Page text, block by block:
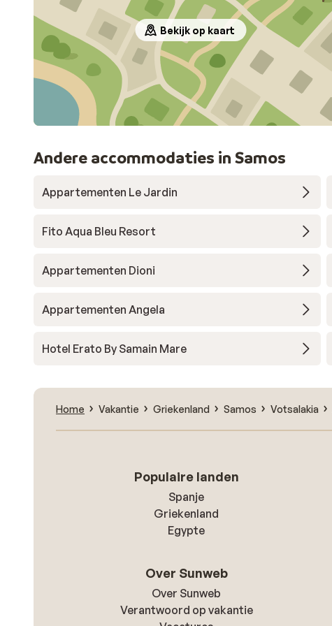
Bekijk op kaart
Andere accommodaties in Samos
Appartementen Le Jardin
Fito Aqua Bleu Resort
Appartementen Dioni
Appartementen Angela
Hotel Erato By Samain Mare
Home Vakantie Griekenland Samos Votsalakia
Populaire landen
Spanje
Griekenland
Egypte
Over Sunweb
Over Sunweb
Verantwoord op vakantie